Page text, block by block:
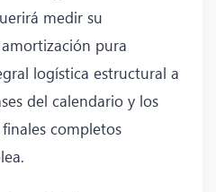
medir su
pura
logística estructural a
del calendario y los
completos